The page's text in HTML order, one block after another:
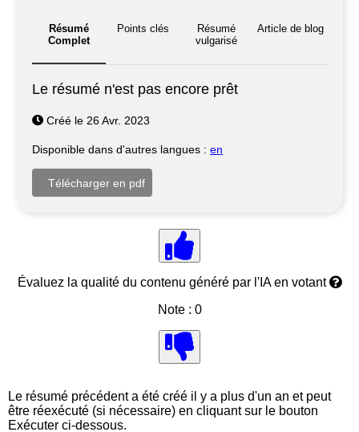
Résumé
Complet
Points clés
Résumé
vulgarisé
Article de blog
Le résumé n'est pas encore prêt
Créé le 26 Avr. 2023
Disponible dans d'autres langues : en
Évaluez la qualité du contenu généré par l'IA en votant
Note : 0
Le résumé précédent a été créé il y a plus d'un an et peut
être réexécuté (si nécessaire) en cliquant sur le bouton
Exécuter ci-dessous.